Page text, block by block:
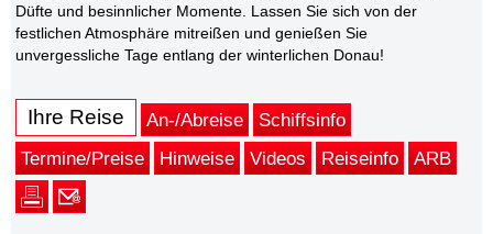
Düfte und besinnlicher Momente. Lassen Sie sich von der
festlichen Atmosphäre mitreißen und genießen Sie
unvergessliche Tage entlang der winterlichen Donau!
Ihre Reise An-/Abreise
Schiffsinfo
Termine/Preise
Hinweise Videos Reiseinfo ARB